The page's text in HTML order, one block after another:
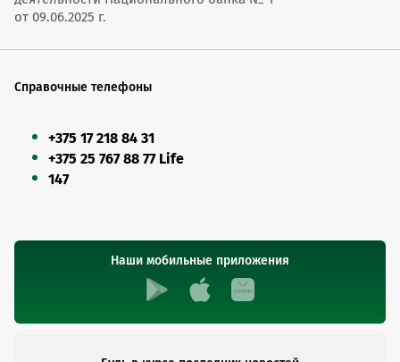
от 09.06.2025 г.
Справочные телефоны
+375 17 218 84 31
+375 25 767 88 77 Life
147
Наши мобильные приложения